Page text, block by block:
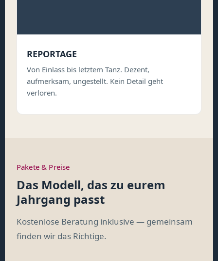
REPORTAGE
Von Einlass bis letztem Tanz. Dezent,
aufmerksam, ungestellt. Kein Detail geht
verloren.
Pakete & Preise
Das Modell, das zu eurem
Jahrgang passt
Kostenlose Beratung inklusive — gemeinsam
finden wir das Richtige.